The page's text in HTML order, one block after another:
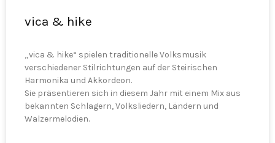
vica & hike
„vica & hike“ spielen traditionelle Volksmusik
verschiedener Stilrichtungen auf der Steirischen
Harmonika und Akkordeon.
Sie präsentieren sich in diesem Jahr mit einem Mix aus
bekannten Schlagern, Volksliedern, Ländern und
Walzermelodien.